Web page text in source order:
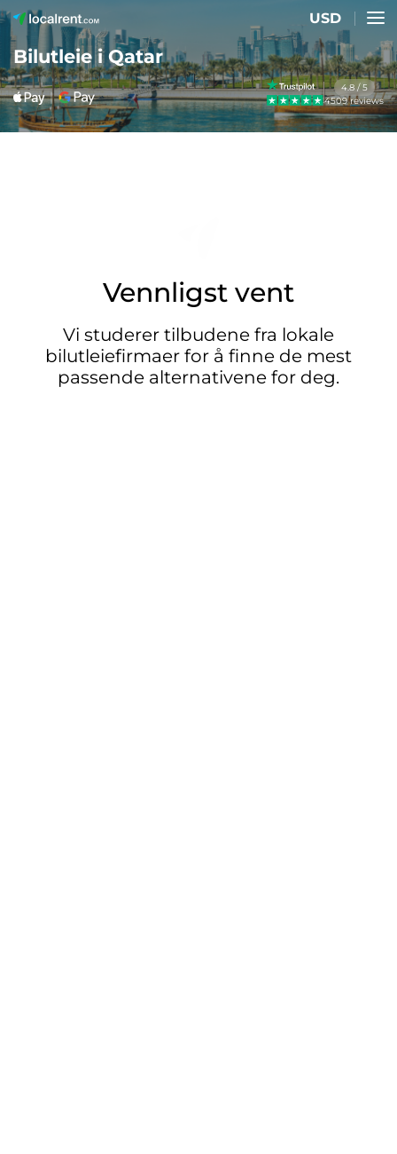
USD
Bilutleie i Qatar
4.8 / 5
4509 reviews
Vennligst vent
Vi studerer tilbudene fra lokale
bilutleiefirmaer for å finne de mest
passende alternativene for deg.